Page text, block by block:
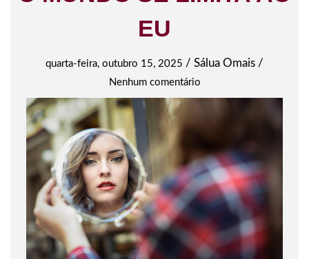
EU
quarta-feira, outubro 15, 2025 / Sálua Omais /
Nenhum comentário